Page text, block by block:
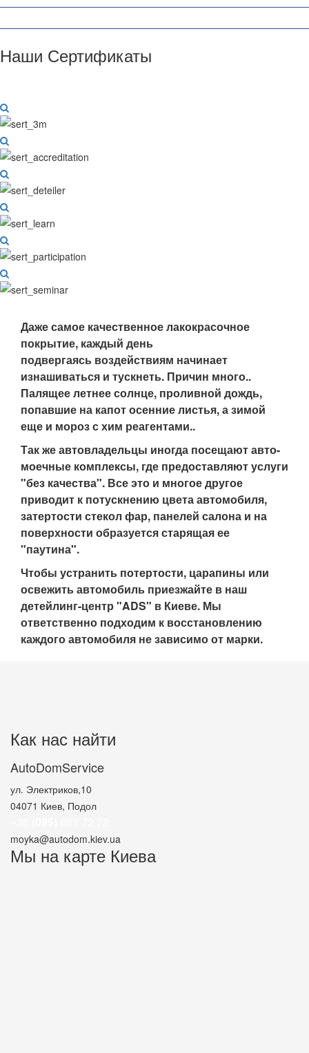
Наши Сертификаты
Даже самое качественное лакокрасочное
покрытие, каждый день
подвергаясь воздействиям начинает
изнашиваться и тускнеть. Причин много..
Палящее летнее солнце, проливной дождь,
попавшие на капот осенние листья, а зимой
еще и мороз с хим реагентами..
Так же автовладельцы иногда посещают авто-
моечные комплексы, где предоставляют услуги
"без качества". Все это и многое другое
приводит к потускнению цвета автомобиля,
затертости стекол фар, панелей салона и на
поверхности образуется старящая ее
"паутина".
Чтобы устранить потертости, царапины или
освежить автомобиль приезжайте в наш
детейлинг-центр "ADS" в Киеве. Мы
ответственно подходим к восстановлению
каждого автомобиля не зависимо от марки.
Как нас найти
AutoDomService
ул. Электриков,10
04071 Киев, Подол
moyka@autodom.kiev.ua
Мы на карте Киева